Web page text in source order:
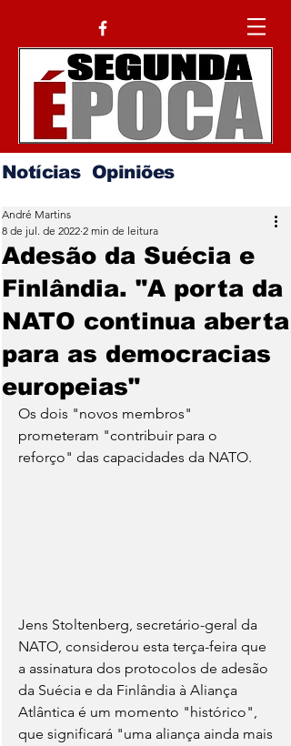
Notícias Opiniões
Adesão da Suécia e
Finlândia. "A porta da
NATO continua aberta
para as democracias
europeias"
André Martins
8 de jul. de 2022 2 min de leitura
Os dois "novos membros"
prometeram "contribuir para o
reforço" das capacidades da NATO.
Jens Stoltenberg, secretário-geral da
NATO, considerou esta terça-feira que
a assinatura dos protocolos de adesão
da Suécia e da Finlândia à Aliança
Atlântica é um momento "histórico",
que significará "uma aliança ainda mais